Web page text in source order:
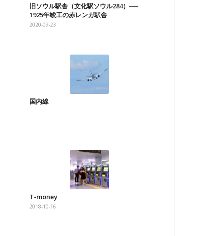
旧ソウル駅舎（文化駅ソウル284）──
1925年竣工の赤レンガ駅舎
2020-09-23
国内線
T-money
2018-10-16